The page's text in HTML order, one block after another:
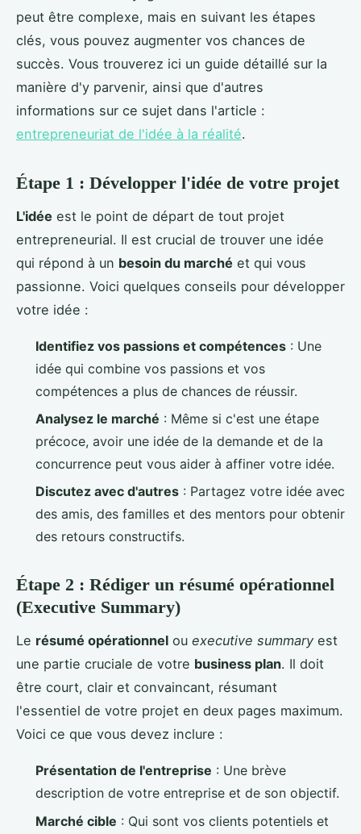
peut être complexe, mais en suivant les étapes
clés, vous pouvez augmenter vos chances de
succès. Vous trouverez ici un guide détaillé sur la
manière d'y parvenir, ainsi que d'autres
informations sur ce sujet dans l'article :
entrepreneuriat de l'idée à la réalité.
Étape 1 : Développer l'idée de votre projet
L'idée est le point de départ de tout projet
entrepreneurial. Il est crucial de trouver une idée
qui répond à un besoin du marché et qui vous
passionne. Voici quelques conseils pour développer
votre idée :
Identifiez vos passions et compétences : Une
idée qui combine vos passions et vos
compétences a plus de chances de réussir.
Analysez le marché : Même si c'est une étape
précoce, avoir une idée de la demande et de la
concurrence peut vous aider à affiner votre idée.
Discutez avec d'autres : Partagez votre idée avec
des amis, des familles et des mentors pour obtenir
des retours constructifs.
Étape 2 : Rédiger un résumé opérationnel
(Executive Summary)
Le résumé opérationnel ou executive summary est
une partie cruciale de votre business plan. Il doit
être court, clair et convaincant, résumant
l'essentiel de votre projet en deux pages maximum.
Voici ce que vous devez inclure :
Présentation de l'entreprise : Une brève
description de votre entreprise et de son objectif.
Marché cible : Qui sont vos clients potentiels et